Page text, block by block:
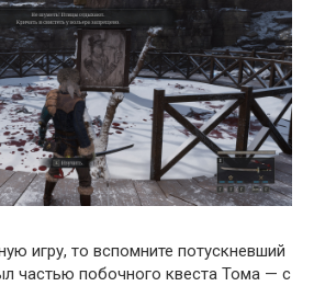
игру, то вспомните потускневший
частью побочного квеста Тома — с